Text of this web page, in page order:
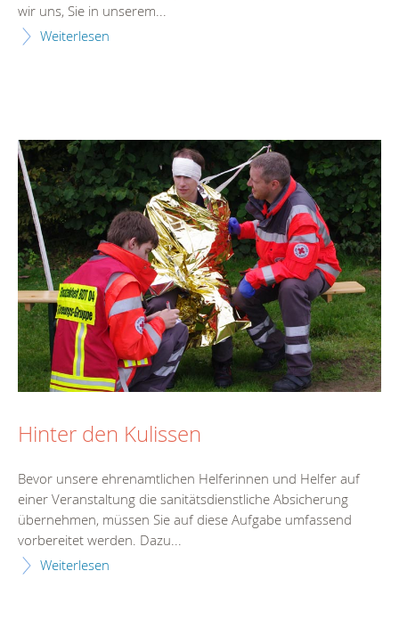
wir uns, Sie in unserem...
Weiterlesen
Hinter den Kulissen
Bevor unsere ehrenamtlichen Helferinnen und Helfer auf
einer Veranstaltung die sanitätsdienstliche Absicherung
übernehmen, müssen Sie auf diese Aufgabe umfassend
vorbereitet werden. Dazu...
Weiterlesen